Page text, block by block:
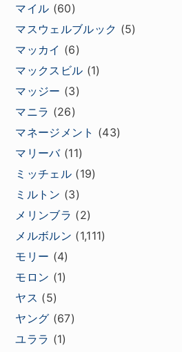
マイル (60)
マスウェルブルック (5)
マッカイ (6)
マックスビル (1)
マッジー (3)
マニラ (26)
マネージメント (43)
マリーバ(11)
ミッチェル (19)
ミルトン (3)
メリンブラ (2)
メルボルン (1,111)
モリー (4)
モロン (1)
ヤス (5)
ヤング (67)
ユララ (1)